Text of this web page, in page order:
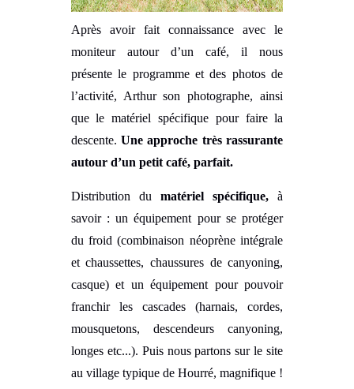
Après avoir fait connaissance avec le
moniteur autour d’un café, il nous
présente le programme et des photos de
l’activité, Arthur son photographe, ainsi
que le matériel spécifique pour faire la
descente. Une approche très rassurante
autour d’un petit café, parfait.
Distribution du matériel spécifique, à
savoir : un équipement pour se protéger
du froid (combinaison néoprène intégrale
et chaussettes, chaussures de canyoning,
casque) et un équipement pour pouvoir
franchir les cascades (harnais, cordes,
mousquetons, descendeurs canyoning,
longes etc...). Puis nous partons sur le site
au village typique de Hourré, magnifique !